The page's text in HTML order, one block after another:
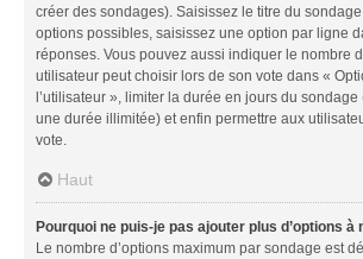
créer des sondages). Saisissez le titre du
options possibles, saisissez une option par ligne
réponses. Vous pouvez aussi indiquer le nombre
utilisateur peut choisir lors de son vote dans «
l’utilisateur », limiter la durée en jours du sondage
une durée illimitée) et enfin permettre aux
vote.
Haut
Pourquoi ne puis-je pas ajouter plus d’options à
Le nombre d’options maximum par sondage est